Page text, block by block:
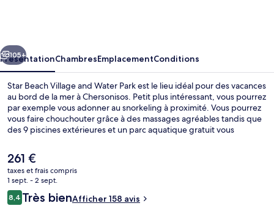
Water
Park
Suivant
105+
PrésentationChambresEmplacementConditions
Star Beach Village and Water Park est le lieu idéal pour des vacances
au bord de la mer à Chersonisos. Petit plus intéressant, vous pourrez
par exemple vous adonner au snorkeling à proximité. Vous pourrez
vous faire chouchouter grâce à des massages agréables tandis que
des 9 piscines extérieures et un parc aquatique gratuit vous
L'établissement Minos, l'un des 3 restaurants, sert le petit déjeuner,
le déjeuner et le dîner. Cet hôtel tout inclus, qui accueille plusieurs 5
bars/lounges et une rivière artificielle (lazy river), gâte ses clients qui
profiteront dans leur chambre d'un réfrigérateur et d'un micro-
ondes, l'idéal pour un séjour tout confort !
Le
prix
actuel
est
de
261 €
taxes et frais compris
1 sept. - 2 sept.
Avis
voyageurs
8,48,4 sur 10
Très bienAfficher 158 avis